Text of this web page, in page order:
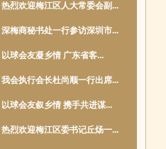
热烈欢迎梅江区人大常委会副...
深梅商秘书处一行参访深圳市...
以球会友凝乡情 广东省客...
我会执行会长杜尚顺一行出席...
以球会友叙乡情 携手共进谋...
热烈欢迎梅江区委书记丘炀一...